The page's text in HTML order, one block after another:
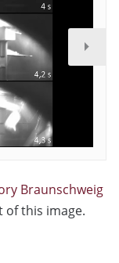
Braunschweig
of this image.